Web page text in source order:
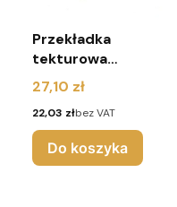
Przekładka
tekturowa
1100x765 mm 3W
(pakiet 10 sztuk)
Cena
27,10 zł
Cena
22,03 złbez VAT
Do koszyka